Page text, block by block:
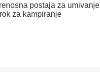
postaja za umivanje
rok za kampiranje